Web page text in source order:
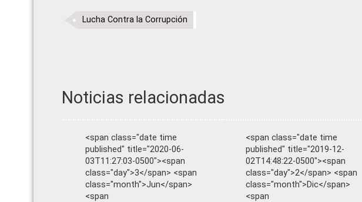
Lucha Contra la Corrupción
Noticias relacionadas
<span class="date time
published" title="2020-06-
03T11:27:03-0500"><span
class="day">3</span> <span
class="month">Jun</span>
<span
<span class="date time
published" title="2019-12-
02T14:48:22-0500"><span
class="day">2</span> <span
class="month">Dic</span>
<span